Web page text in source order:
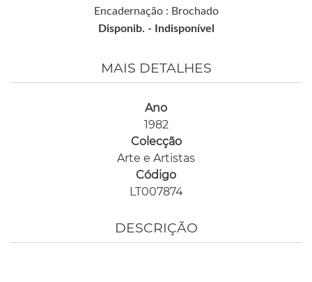
Encadernação : Brochado
Disponib. -
Indisponível
MAIS DETALHES
Ano
1982
Colecção
Arte e Artistas
Código
LT007874
DESCRIÇÃO